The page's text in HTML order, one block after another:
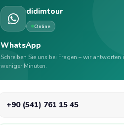
didimtour
Online
WhatsApp
Schreiben Sie uns bei Fragen – wir antworten
weniger Minuten.
+90 (541) 761 15 45